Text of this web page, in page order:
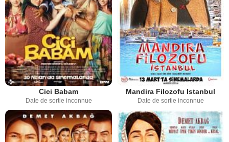
Cici Babam
Date de sortie inconnue
Mandira Filozofu Istanbul
Date de sortie inconnue